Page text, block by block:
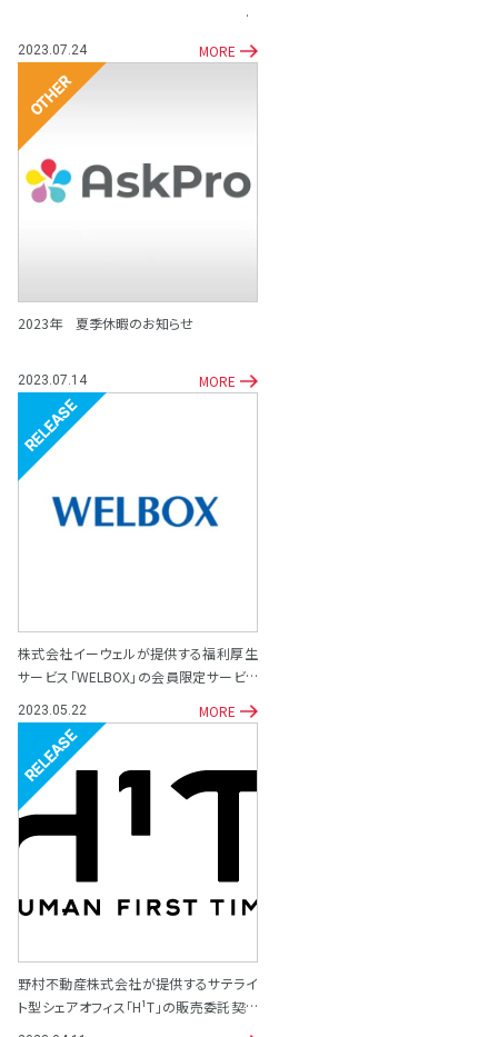
2023.07.24 MORE
その他
2023年 夏季休暇のお知らせ
2023.07.14 MORE
リリース
株式会社イーウェルが提供する福利厚生
サービス「WELBOX」の会員限定サービス
2023.05.22 MORE
リリース
野村不動産株式会社が提供するサテライ
ト型シェアオフィス「H¹T」の販売委託契約